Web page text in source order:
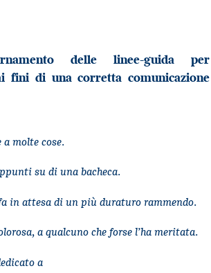
delle linee-guida per
fini di una corretta comunicazione
molte cose.
su di una bacheca.
in attesa di un più duraturo rammendo.
a qualcuno che forse l’ha meritata.
a